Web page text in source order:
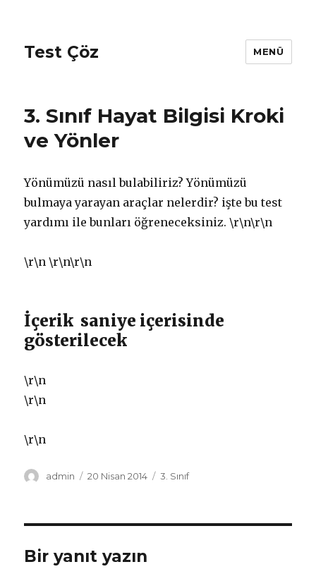
Test Çöz MENÜ
3. Sınıf Hayat Bilgisi Kroki
ve Yönler
Yönümüzü nasıl bulabiliriz? Yönümüzü
bulmaya yarayan araçlar nelerdir? işte bu test
yardımı ile bunları öğreneceksiniz. \r\n\r\n
\r\n \r\n\r\n
İçerik saniye içerisinde
gösterilecek
\r\n
\r\n
\r\n
Yazar
admin
Yayın
20 Nisan 2014 Kategoriler
3. Sınıf
Bir yanıt yazın